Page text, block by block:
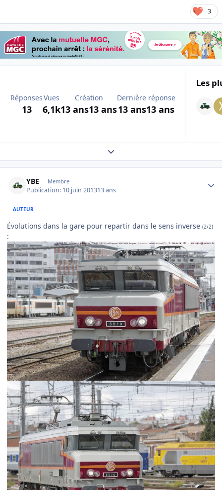
3
Réponses
13
Vues
6,1k
Création
13 ans13 ans
Dernière réponse
13 ans13 ans
Les
Expand topic overview
YBE Membre
Publication: 10 juin 201313 ans
AUTEUR
Évolutions dans la gare pour repartir dans le sens inverse (2/2)
: